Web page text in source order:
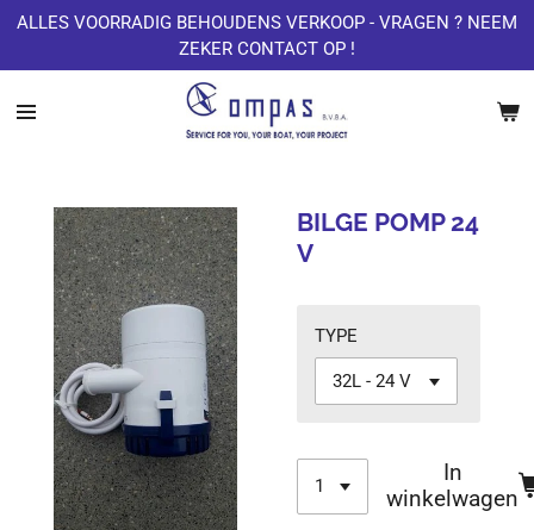
Ga
naar
de
ALLES VOORRADIG BEHOUDENS VERKOOP - VRAGEN ? NEEM
ZEKER CONTACT OP !
BILGE POMP 24
V
TYPE
In
winkelwagen